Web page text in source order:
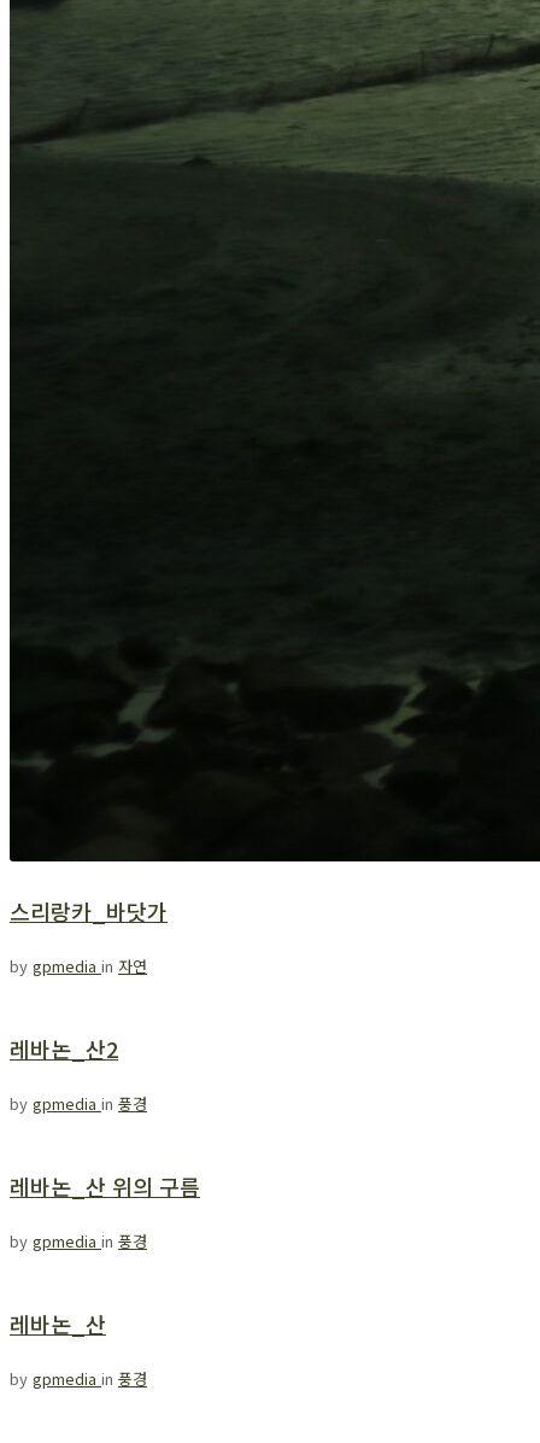
스리랑카_바닷가
by gpmedia in 자연
레바논_산2
by gpmedia in 풍경
레바논_산 위의 구름
by gpmedia in 풍경
레바논_산
by gpmedia in 풍경